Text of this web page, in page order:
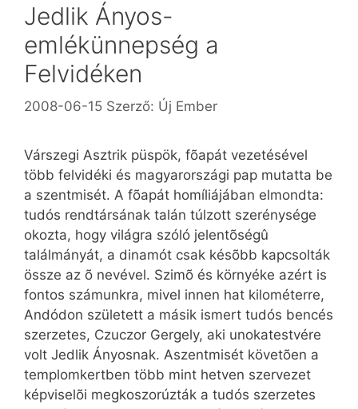
Jedlik Ányos-
emlékünnepség a
Felvidéken
2008-06-15 Szerző: Új Ember
Várszegi Asztrik püspök, fõapát vezetésével
több felvidéki és magyarországi pap mutatta be
a szentmisét. A fõapát homíliájában elmondta:
tudós rendtársának talán túlzott szerénysége
okozta, hogy világra szóló jelentõségû
találmányát, a dinamót csak késõbb kapcsolták
össze az õ nevével. Szimõ és környéke azért is
fontos számunkra, mivel innen hat kilométerre,
Andódon született a másik ismert tudós bencés
szerzetes, Czuczor Gergely, aki unokatestvére
volt Jedlik Ányosnak. Aszentmisét követõen a
templomkertben több mint hetven szervezet
képviselõi megkoszorúzták a tudós szerzetes